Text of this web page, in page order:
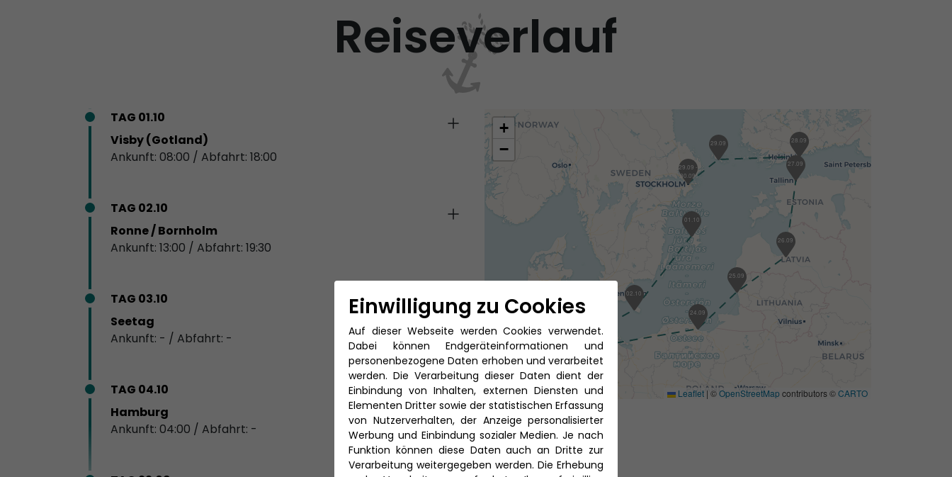
Reiseverlauf
01.10
02.10
04.10
22.09
24.09
25.09
26.09
27.09
28.09
29.09
29.09 -
30.09
+
−
Leaflet | ©OpenStreetMap contributors ©CARTO
TAG 01.10
Visby (Gotland)
Ankunft: 08:00 / Abfahrt: 18:00
TAG 02.10
Ronne / Bornholm
Ankunft: 13:00 / Abfahrt: 19:30
TAG 03.10
Seetag
Ankunft: - / Abfahrt: -
TAG 04.10
Hamburg
Ankunft: 04:00 / Abfahrt: -
Einwilligung zu Cookies
Auf dieser Webseite werden Cookies verwendet.
Dabei können Endgeräteinformationen und
personenbezogene Daten erhoben und verarbeitet
werden. Die Verarbeitung dieser Daten dient der
Einbindung von Inhalten, externen Diensten und
Elementen Dritter sowie der statistischen Erfassung
von Nutzerverhalten, der Anzeige personalisierter
Werbung und Einbindung sozialer Medien. Je nach
Funktion können diese Daten auch an Dritte zur
Verarbeitung weitergegeben werden. Die Erhebung